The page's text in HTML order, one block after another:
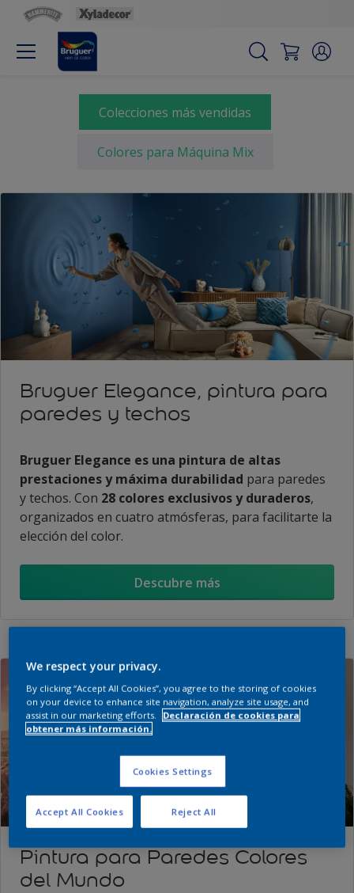
Colecciones más vendidas
Colores para Máquina Mix
Bruguer Elegance, pintura para
paredes y techos
Bruguer Elegance es una pintura de altas
prestaciones y máxima durabilidad para paredes
y techos. Con 28 colores exclusivos y duraderos,
organizados en cuatro atmósferas, para facilitarte la
elección del color.
Descubre más
Pintura para Paredes Colores
del Mundo
We respect your privacy.
By clicking “Accept All Cookies”, you agree to the storing of cookies
on your device to enhance site navigation, analyze site usage, and
assist in our marketing efforts.
Declaración de cookies para
obtener más información.
Cookies Settings
Reject All
Accept All Cookies